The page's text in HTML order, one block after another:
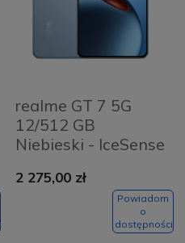
realme GT 7 5G
12/512 GB
Niebieski - IceSense
2 275,00 zł
Powiadom
o
dostępności